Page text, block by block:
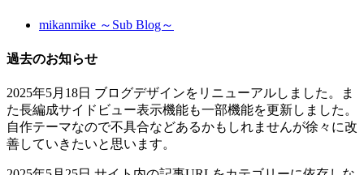
mikanmike ～Sub Blog～
過去のお知らせ
2025年5月18日 ブログデザインをリニューアルしました。ま
た長編成サイドビュー表示機能も一部機能を更新しました。
自作テーマなので不具合などあるかもしれませんが徐々に改
善していきたいと思います。